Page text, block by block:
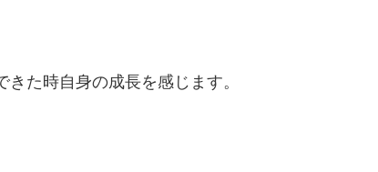
た時自身の成長を感じます。